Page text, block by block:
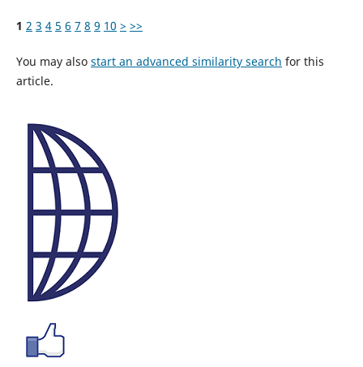
1 2 3 4 5 6 7 8 9 10 > >>
You may also start an advanced similarity search for this
article.